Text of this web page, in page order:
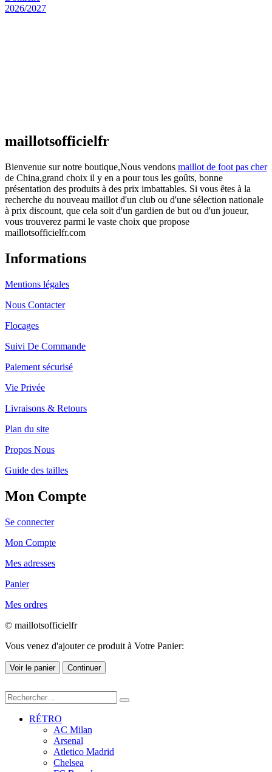
maillotsofficielfr
Bienvenue sur notre boutique,Nous vendons maillot de foot pas cher
de China,grand choix il y en a pour tous les goûts, bonne
présentation des produits à des prix imbattables. Si vous êtes à la
recherche du nouveau maillot d'un club ou d'une sélection nationale
à prix discount, que cela soit d'un gardien de but ou d'un joueur,
vous trouverez parmi le vaste choix que propose
maillotsofficielfr.com
Informations
Mentions légales
Nous Contacter
Flocages
Suivi De Commande
Paiement sécurisé
Vie Privée
Livraisons & Retours
Plan du site
Propos Nous
Guide des tailles
Mon Compte
Se connecter
Mon Compte
Mes adresses
Panier
Mes ordres
© maillotsofficielfr
Vous venez d'ajouter ce produit à Votre Panier:
Voir le panier Continuer
RÉTRO
AC Milan
Arsenal
Atletico Madrid
Chelsea